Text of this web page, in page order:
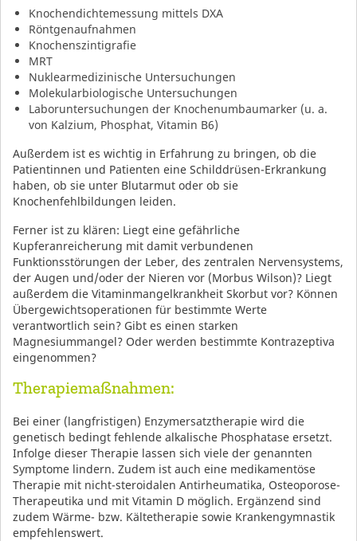
Knochendichtemessung mittels DXA
Röntgenaufnahmen
Knochenszintigrafie
MRT
Nuklearmedizinische Untersuchungen
Molekularbiologische Untersuchungen
Laboruntersuchungen der Knochenumbaumarker (u. a.
von Kalzium, Phosphat, Vitamin B6)
Außerdem ist es wichtig in Erfahrung zu bringen, ob die
Patientinnen und Patienten eine Schilddrüsen-Erkrankung
haben, ob sie unter Blutarmut oder ob sie
Knochenfehlbildungen leiden.
Ferner ist zu klären: Liegt eine gefährliche
Kupferanreicherung mit damit verbundenen
Funktionsstörungen der Leber, des zentralen Nervensystems,
der Augen und/oder der Nieren vor (Morbus Wilson)? Liegt
außerdem die Vitaminmangelkrankheit Skorbut vor? Können
Übergewichtsoperationen für bestimmte Werte
verantwortlich sein? Gibt es einen starken
Magnesiummangel? Oder werden bestimmte Kontrazeptiva
eingenommen?
Therapiemaßnahmen:
Bei einer (langfristigen) Enzymersatztherapie wird die
genetisch bedingt fehlende alkalische Phosphatase ersetzt.
Infolge dieser Therapie lassen sich viele der genannten
Symptome lindern. Zudem ist auch eine medikamentöse
Therapie mit nicht-steroidalen Antirheumatika, Osteoporose-
Therapeutika und mit Vitamin D möglich. Ergänzend sind
zudem Wärme- bzw. Kältetherapie sowie Krankengymnastik
empfehlenswert.